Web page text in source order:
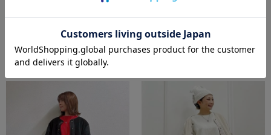
Amo
高知インター北川添店
150cm
エミ
168cm